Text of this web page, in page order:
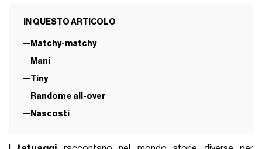
IN QUESTO ARTICOLO
Matchy-matchy
Mani
Tiny
Random e all-over
Nascosti